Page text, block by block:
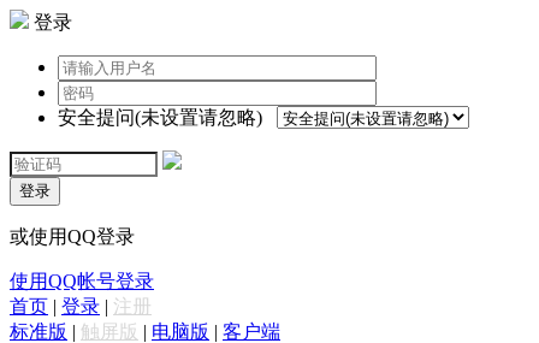
登录
安全提问(未设置请忽略)
登录
或使用QQ登录
使用QQ帐号登录
首页 | 登录 | 注册
标准版 | 触屏版 | 电脑版 | 客户端